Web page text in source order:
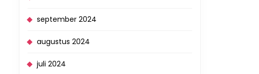
september 2024
augustus 2024
juli 2024